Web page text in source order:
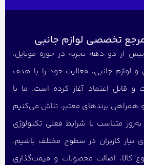
مرجع تخصصی لوازم جانبی
بیش از دو دهه تجربه در حوزه موبایل،
لوازم جانبی، فعالیت خود را با هدف
و قابل اعتماد آغاز کرده است. ما با
و همراهی برندهای معتبر، تلاش می‌کنیم
متناسب با شرایط فعلی تکنولوژی
نیاز کاربران در سطوح مختلف باشیم.
کالا، اصالت محصولات و قیمت‌گذاری